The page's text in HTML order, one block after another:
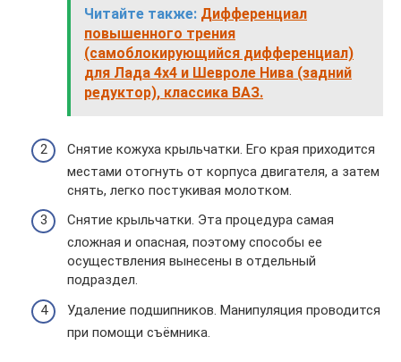
Читайте также: Дифференциал
повышенного трения
(самоблокирующийся дифференциал)
для Лада 4х4 и Шевроле Нива (задний
редуктор), классика ВАЗ.
Снятие кожуха крыльчатки. Его края приходится
местами отогнуть от корпуса двигателя, а затем
снять, легко постукивая молотком.
Снятие крыльчатки. Эта процедура самая
сложная и опасная, поэтому способы ее
осуществления вынесены в отдельный
подраздел.
Удаление подшипников. Манипуляция проводится
при помощи съёмника.